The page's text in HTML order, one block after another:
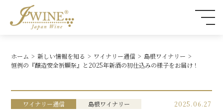
ホーム 新しい情報を知る ワイナリー通信
島根ワイナリー
恒例の『醸造安全祈願祭』と2025年新酒の初仕込みの様子をお届け！
ワイナリー通信 島根ワイナリー 2025.06.27